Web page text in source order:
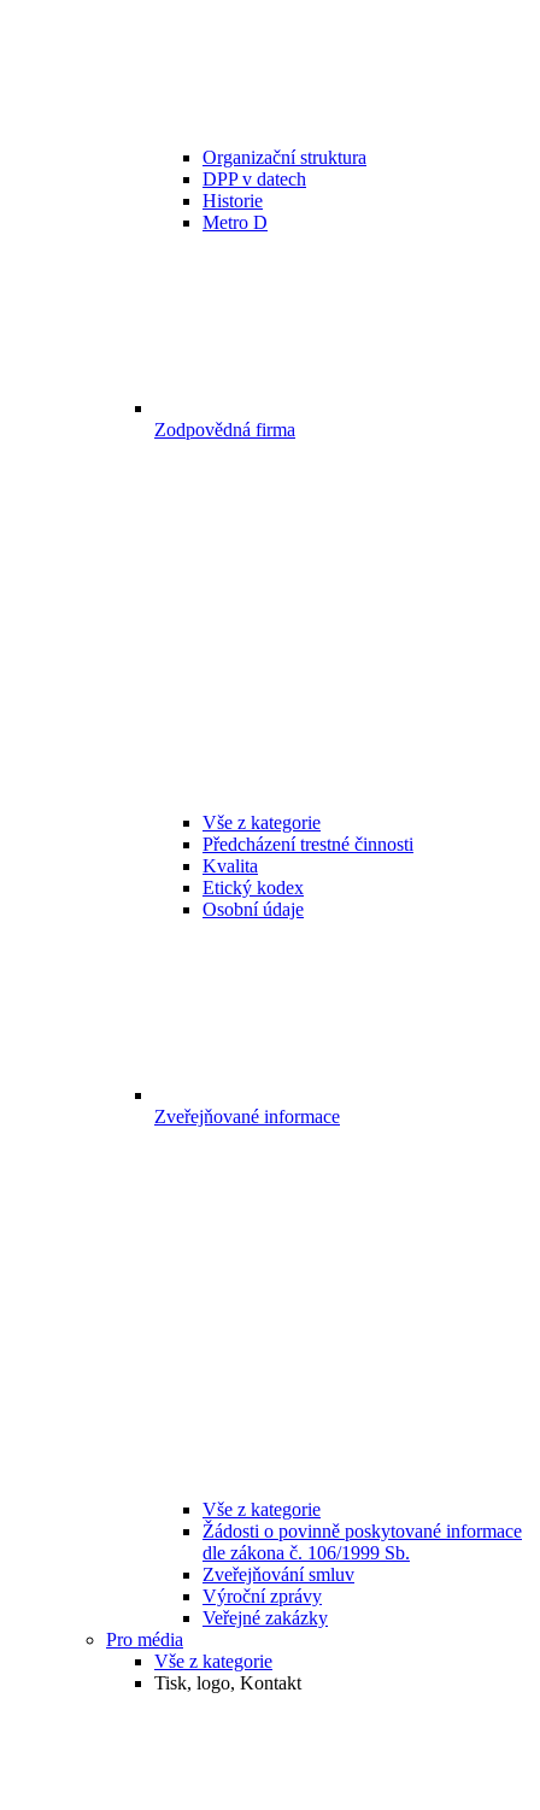
Organizační struktura
DPP v datech
Historie
Metro D
Zodpovědná firma
Vše z kategorie
Předcházení trestné činnosti
Kvalita
Etický kodex
Osobní údaje
Zveřejňované informace
Vše z kategorie
Žádosti o povinně poskytované informace
dle zákona č. 106/1999 Sb.
Zveřejňování smluv
Výroční zprávy
Veřejné zakázky
Pro média
Vše z kategorie
Tisk, logo, Kontakt